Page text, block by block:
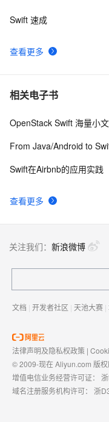
8 Object-C---&gt;Swift之
9 《从零开始学Swift》
10
查看更多
Swift 速成
相关电子书
查看更多
OpenStack Swift 海量小
From Java/Android to
Swift在Airbnb的应用实践
关注我们： 新浪微博
文档 | 开发者社区 | 天池大赛 |
法律声明及隐私权政策 |
© 2009-现在 Aliyun.com 版
增值电信业务经营许可证：
域名注册服务机构许可： 浙